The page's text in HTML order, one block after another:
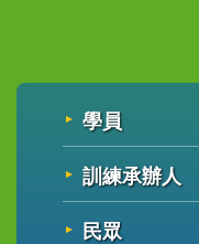
學員
訓練承辦人
民眾